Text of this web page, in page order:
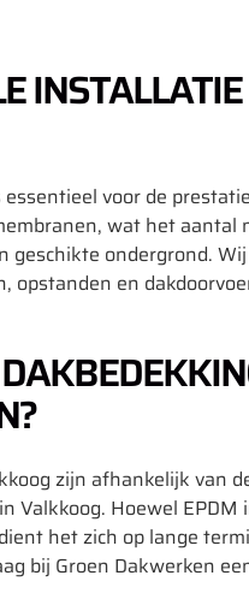
voor de
wat het
geschikte ondergrond.
opstanden en
zijn afhankelijk van
Valkkoog. Hoewel
het zich op lange
bij Groen Dakwerken